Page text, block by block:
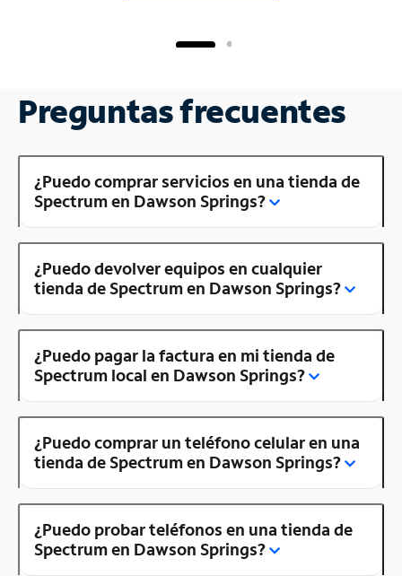
Preguntas frecuentes
¿Puedo comprar servicios en una tienda de
Spectrum en Dawson Springs?
¿Puedo devolver equipos en cualquier
tienda de Spectrum en Dawson Springs?
¿Puedo pagar la factura en mi tienda de
Spectrum local en Dawson Springs?
¿Puedo comprar un teléfono celular en una
tienda de Spectrum en Dawson Springs?
¿Puedo probar teléfonos en una tienda de
Spectrum en Dawson Springs?